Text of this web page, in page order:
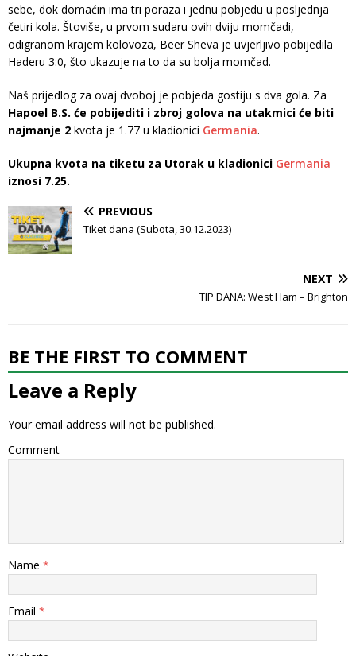
sebe, dok domaćin ima tri poraza i jednu pobjedu u posljednja
četiri kola. Štoviše, u prvom sudaru ovih dviju momčadi,
odigranom krajem kolovoza, Beer Sheva je uvjerljivo pobijedila
Haderu 3:0, što ukazuje na to da su bolja momčad.
Naš prijedlog za ovaj dvoboj je pobjeda gostiju s dva gola. Za
Hapoel B.S. će pobijediti i zbroj golova na utakmici će biti
najmanje 2 kvota je 1.77 u kladionici Germania.
Ukupna kvota na tiketu za Utorak u kladionici Germania
iznosi 7.25.
PREVIOUS
Tiket dana (Subota, 30.12.2023)
NEXT
TIP DANA: West Ham – Brighton
BE THE FIRST TO COMMENT
Leave a Reply
Your email address will not be published.
Comment
Name *
Email *